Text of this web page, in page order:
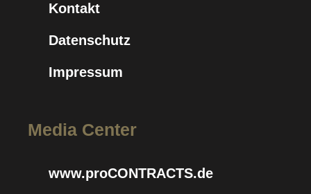
Kontakt
Datenschutz
Impressum
Media Center
www.proCONTRACTS.de